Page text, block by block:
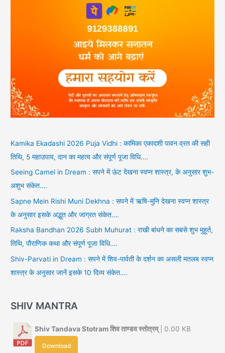
Kamika Ekadashi 2026 Puja Vidhi : कामिका एकादशी पावन व्रत की सही
तिथि, 5 महाउपाय, दान का महत्व और संपूर्ण पूजा विधि….
Seeing Camel in Dream : सपने में ऊंट देखना स्वप्न शास्त्र, के अनुसार शुभ-
अशुभ संकेत….
Sapne Mein Rishi Muni Dekhna : सपने में ऋषि-मुनि देखना स्वप्न शास्त्र
के अनुसार इसके अद्भुत और जाग्रत संकेत….
Raksha Bandhan 2026 Subh Muhurat : राखी बांधने का सबसे शुभ मुहूर्त,
तिथि, पौराणिक कथा और संपूर्ण पूजा विधि….
Shiv-Parvati in Dream : सपने में शिव-पार्वती के दर्शन का असली मतलब स्वप्न
शास्त्र के अनुसार जानें इसके 10 दिव्य संकेत….
SHIV MANTRA
Shiv Tandava Stotram शिव ताण्डव स्तोत्रम्| 0.00 KB
Download